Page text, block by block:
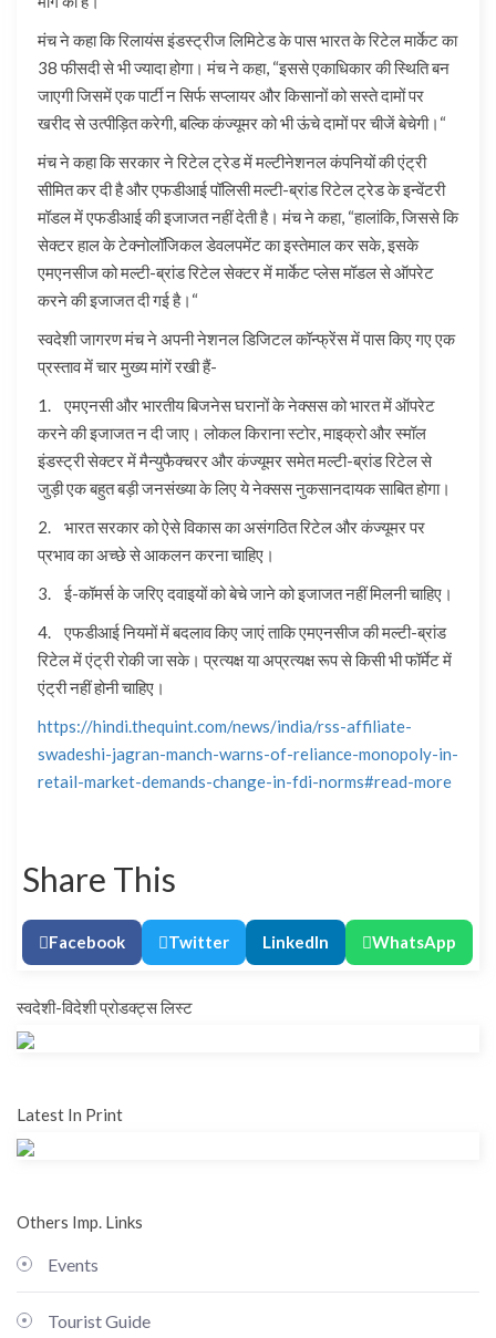
मंच ने कहा कि रिलायंस इंडस्ट्रीज लिमिटेड के पास भारत के रिटेल मार्केट का
38 फीसदी से भी ज्यादा होगा। मंच ने कहा, “इससे एकाधिकार की स्थिति बन
जाएगी जिसमें एक पार्टी न सिर्फ सप्लायर और किसानों को सस्ते दामों पर
खरीद से उत्पीड़ित करेगी, बल्कि कंज्यूमर को भी ऊंचे दामों पर चीजें बेचेगी।“
मंच ने कहा कि सरकार ने रिटेल ट्रेड में मल्टीनेशनल कंपनियों की एंट्री
सीमित कर दी है और एफडीआई पॉलिसी मल्टी-ब्रांड रिटेल ट्रेड के इन्वेंटरी
मॉडल में एफडीआई की इजाजत नहीं देती है। मंच ने कहा, “हालांकि, जिससे कि
सेक्टर हाल के टेक्नोलॉजिकल डेवलपमेंट का इस्तेमाल कर सके, इसके
एमएनसीज को मल्टी-ब्रांड रिटेल सेक्टर में मार्केट प्लेस मॉडल से ऑपरेट
करने की इजाजत दी गई है।“
स्वदेशी जागरण मंच ने अपनी नेशनल डिजिटल कॉन्फ्रेंस में पास किए गए एक
प्रस्ताव में चार मुख्य मांगें रखी हैं-
1. एमएनसी और भारतीय बिजनेस घरानों के नेक्सस को भारत में ऑपरेट
करने की इजाजत न दी जाए। लोकल किराना स्टोर, माइक्रो और स्मॉल
इंडस्ट्री सेक्टर में मैन्युफैक्चरर और कंज्यूमर समेत मल्टी-ब्रांड रिटेल से
जुड़ी एक बहुत बड़ी जनसंख्या के लिए ये नेक्सस नुकसानदायक साबित होगा।
2. भारत सरकार को ऐसे विकास का असंगठित रिटेल और कंज्यूमर पर
प्रभाव का अच्छे से आकलन करना चाहिए।
3. ई-कॉमर्स के जरिए दवाइयों को बेचे जाने को इजाजत नहीं मिलनी चाहिए।
4. एफडीआई नियमों में बदलाव किए जाएं ताकि एमएनसीज की मल्टी-ब्रांड
रिटेल में एंट्री रोकी जा सके। प्रत्यक्ष या अप्रत्यक्ष रूप से किसी भी फॉर्मेट में
एंट्री नहीं होनी चाहिए।
https://hindi.thequint.com/news/india/rss-affiliate-
swadeshi-jagran-manch-warns-of-reliance-monopoly-in-
retail-market-demands-change-in-fdi-norms#read-more
Share This
Facebook Twitter LinkedIn WhatsApp
स्वदेशी-विदेशी प्रोडक्ट्स लिस्ट
Latest In Print
Others Imp. Links
Events
Tourist Guide